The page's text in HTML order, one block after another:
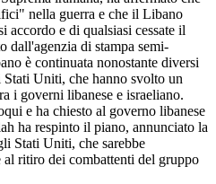
nella guerra e che il Libano
accordo e di qualsiasi cessate il
dall'agenzia di stampa semi-
è continuata nonostante diversi
Uniti, che hanno svolto un
i governi libanese e israeliano.
e ha chiesto al governo libanese
ha respinto il piano, annunciato la
Stati Uniti, che sarebbe
al ritiro dei combattenti del gruppo